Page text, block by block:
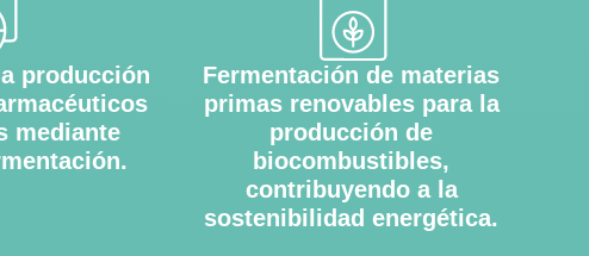
producción
mediante
Fermentación de materias
primas renovables para la
producción de
biocombustibles,
contribuyendo a la
sostenibilidad energética.